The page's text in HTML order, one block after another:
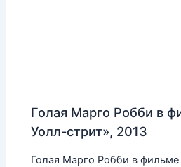
Голая Марго Робби в
Уолл-стрит», 2013
Голая Марго Робби в